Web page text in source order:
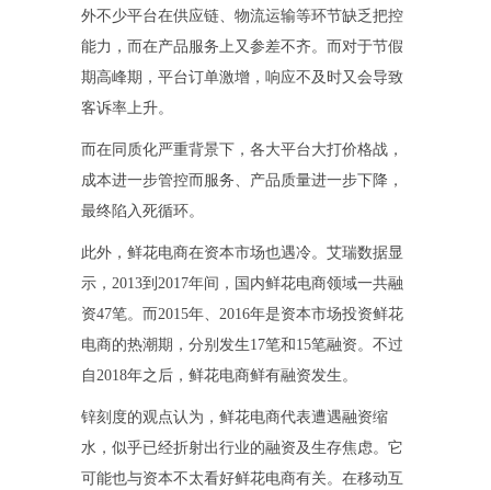
外不少平台在供应链、物流运输等环节缺乏把控
能力，而在产品服务上又参差不齐。而对于节假
期高峰期，平台订单激增，响应不及时又会导致
客诉率上升。
而在同质化严重背景下，各大平台大打价格战，
成本进一步管控而服务、产品质量进一步下降，
最终陷入死循环。
此外，鲜花电商在资本市场也遇冷。艾瑞数据显
示，2013到2017年间，国内鲜花电商领域一共融
资47笔。而2015年、2016年是资本市场投资鲜花
电商的热潮期，分别发生17笔和15笔融资。不过
自2018年之后，鲜花电商鲜有融资发生。
锌刻度的观点认为，鲜花电商代表遭遇融资缩
水，似乎已经折射出行业的融资及生存焦虑。它
可能也与资本不太看好鲜花电商有关。在移动互